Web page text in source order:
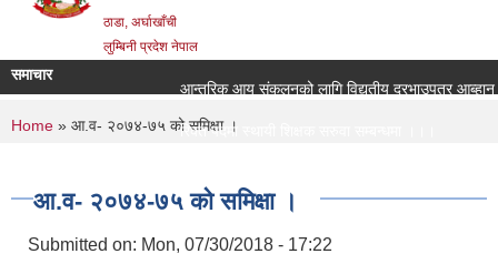
ठाडा, अर्घाखाँची
लुम्बिनी प्रदेश नेपाल
समाचार
आन्तरिक आय संकलनको लागि विद्युतीय दरभाउपत्र आब्हान
रिक्त पदमा स्थायी शिक्षक सरुवा सम्बन्धमा ।।।
You are here
Home » आ.व- २०७४-७५ को समिक्षा ।
आ.व- २०७४-७५ को समिक्षा ।
Submitted on: Mon, 07/30/2018 - 17:22